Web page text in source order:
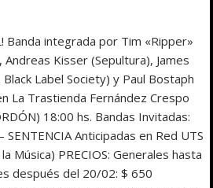
Banda integrada por Tim «Ripper»
Kisser (Sepultura), James
Label Society) y Paul Bostaph
La Trastienda Fernández Crespo
18:00 hs. Bandas Invitadas:
SENTENCIA Anticipadas en Red UTS
Música) PRECIOS: Generales hasta
después del 20/02: $ 650